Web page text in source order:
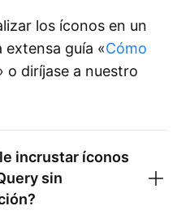
los íconos en un
extensa guía «Cómo
o diríjase a nuestro
incrustar íconos
sin